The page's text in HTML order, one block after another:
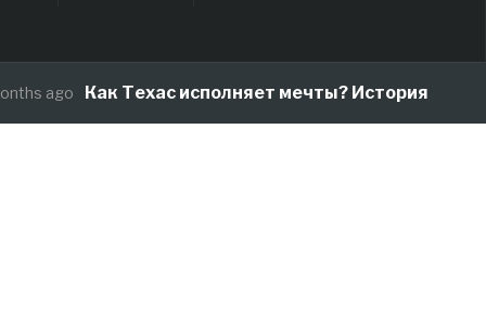
Как Техас исполняет мечты? История одного